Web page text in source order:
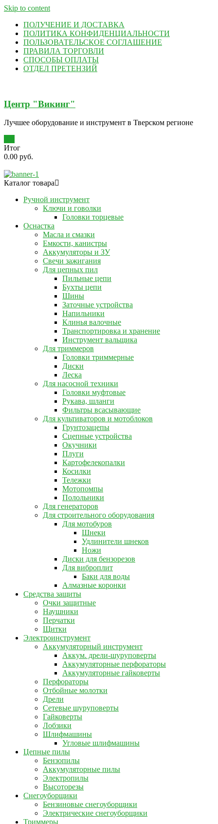
Skip to content
ПОЛУЧЕНИЕ И ДОСТАВКА
ПОЛИТИКА КОНФИДЕНЦИАЛЬНОСТИ
ПОЛЬЗОВАТЕЛЬСКОЕ СОГЛАШЕНИЕ
ПРАВИЛА ТОРГОВЛИ
СПОСОБЫ ОПЛАТЫ
ОТДЕЛ ПРЕТЕНЗИЙ
Центр "Викинг"
Лучшее оборудование и инструмент в Тверском регионе
Итог
0.00 руб.
Каталог товара
Ручной инструмент
Ключи и говолки
Головки торцевые
Оснастка
Масла и смазки
Емкости, канистры
Аккумуляторы и ЗУ
Свечи зажигания
Для цепных пил
Пильные цепи
Бухты цепи
Шины
Заточные устройства
Напильники
Клинья валочные
Транспортировка и хранение
Инструмент вальщика
Для триммеров
Головки триммерные
Диски
Леска
Для насосной техники
Головки муфтовые
Рукава, шланги
Фильтры всасывающие
Для культиваторов и мотоблоков
Грунтозацепы
Сцепные устройства
Окучники
Плуги
Картофелекопалки
Косилки
Тележки
Мотопомпы
Полольники
Для генераторов
Для строительного оборудования
Для мотобуров
Шнеки
Удлинители шнеков
Ножи
Диски для бензорезов
Для виброплит
Баки для воды
Алмазные коронки
Средства защиты
Очки защитные
Наушники
Перчатки
Щитки
Электроинструмент
Аккумуляторный инструмент
Аккум. дрели-шуруповерты
Аккумуляторные перфораторы
Аккумуляторные гайковерты
Перфораторы
Отбойные молотки
Дрели
Сетевые шуруповерты
Гайковерты
Лобзики
Шлифмашины
Угловые шлифмашины
Цепные пилы
Бензопилы
Аккумуляторные пилы
Электропилы
Высоторезы
Снегоуборщики
Бензиновые снегоуборщики
Электрические снегоуборщики
Триммеры